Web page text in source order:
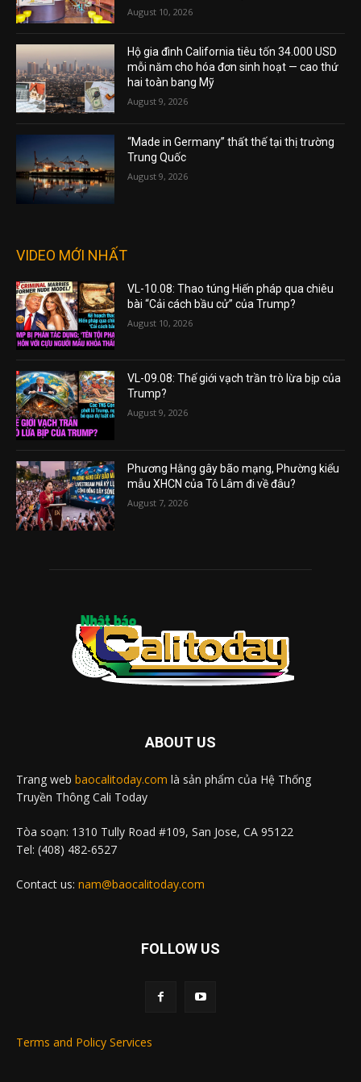
August 10, 2026
Hộ gia đình California tiêu tốn 34.000 USD
mỗi năm cho hóa đơn sinh hoạt — cao thứ
hai toàn bang Mỹ
August 9, 2026
“Made in Germany” thất thế tại thị trường
Trung Quốc
August 9, 2026
VIDEO MỚI NHẤT
VL-10.08: Thao túng Hiến pháp qua chiêu
bài “Cải cách bầu cử” của Trump?
August 10, 2026
VL-09.08: Thế giới vạch trần trò lừa bịp của
Trump?
August 9, 2026
Phương Hằng gây bão mạng, Phường kiểu
mẫu XHCN của Tô Lâm đi về đâu?
August 7, 2026
ABOUT US
Trang web baocalitoday.com là sản phẩm của Hệ Thống
Truyền Thông Cali Today
Tòa soạn: 1310 Tully Road #109, San Jose, CA 95122
Tel: (408) 482-6527
Contact us: nam@baocalitoday.com
FOLLOW US
Terms and Policy Services